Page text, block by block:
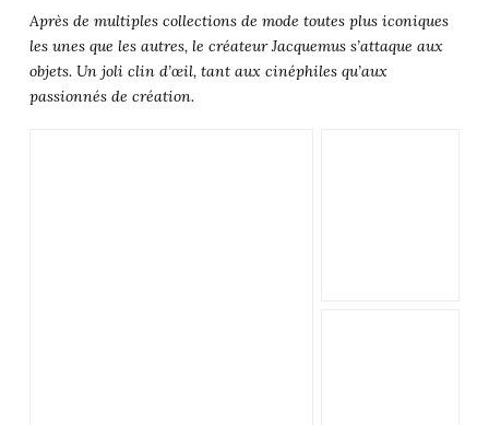
Après de multiples collections de mode toutes plus iconiques
les unes que les autres, le créateur Jacquemus s’attaque aux
objets. Un joli clin d’œil, tant aux cinéphiles qu’aux
passionnés de création.